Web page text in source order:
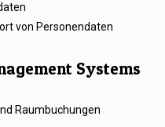
von Personendaten
Systems
Raumbuchungen